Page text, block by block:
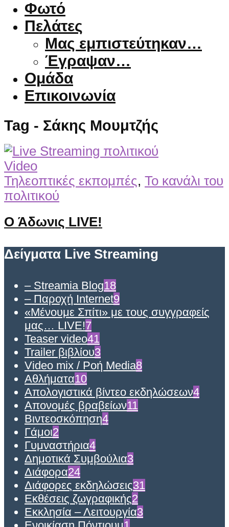
Φωτό
Πελάτες
Μας εμπιστεύτηκαν…
Έγραψαν…
Ομάδα
Επικοινωνία
Tag - Σάκης Μουμτζής
Video
Τηλεοπτικές εκπομπές, Το κανάλι του
πολιτικού
O Άδωνις LIVE!
Δείγματα Live Streaming
– Streamia Blog18
– Παροχή Internet9
«Μένουμε Σπίτι» με τους συγγραφείς
μας… LIVE!7
Teaser video41
Trailer βιβλίου3
Video mix / Ροή Media8
Αθλήματα10
Απολογιστικά βίντεο εκδηλώσεων4
Απονομές βραβείων11
Βιντεοσκόπηση4
Γάμοι2
Γυμναστήρια4
Δημοτικά Συμβούλια3
Διάφορα24
Διάφορες εκδηλώσεις31
Εκθέσεις ζωγραφικής2
Εκκλησία – Λειτουργία3